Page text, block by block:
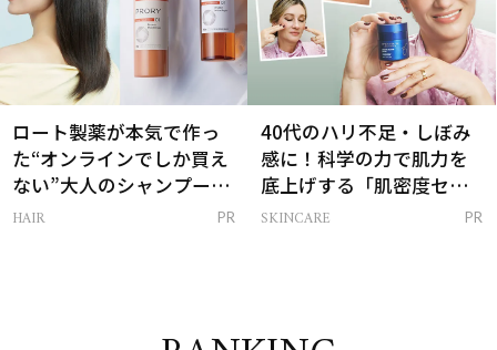
ロート製薬が本気で作っ
た“オンラインでしか買え
ない”大人のシャンプー＆
トリートメントって？
HAIR PR
40代のハリ不足・しぼみ
感に！科学の力で肌力を
底上げする「肌密度セラ
ム」
SKINCARE PR